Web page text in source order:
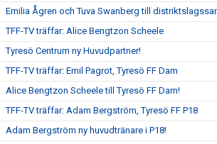
Emilia Ågren och Tuva Swanberg till
TFF-TV träffar: Alice Bengtzon Scheele
Tyresö Centrum ny Huvudpartner!
TFF-TV träffar: Emil Pagrot, Tyresö FF Dam
Alice Bengtzon Scheele till Tyresö FF Dam!
TFF-TV träffar: Adam Bergström, Tyresö FF P18
Adam Bergström ny huvudtränare i P18!